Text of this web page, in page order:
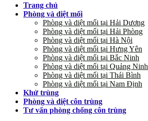
Trang chủ
Phòng và diệt mối
Phòng và diệt mối tại Hải Dương
Phòng và diệt mối tại Hải Phòng
Phòng và diệt mối tại Hà Nội
Phòng và diệt mối tại Hưng Yên
Phòng và diệt mối tại Bắc Ninh
Phòng và diệt mối tại Quảng Ninh
Phòng và diệt mối tại Thái Bình
Phòng và diệt mối tại Nam Định
Khử trùng
Phòng và diệt côn trùng
Tư vấn phòng chống côn trùng